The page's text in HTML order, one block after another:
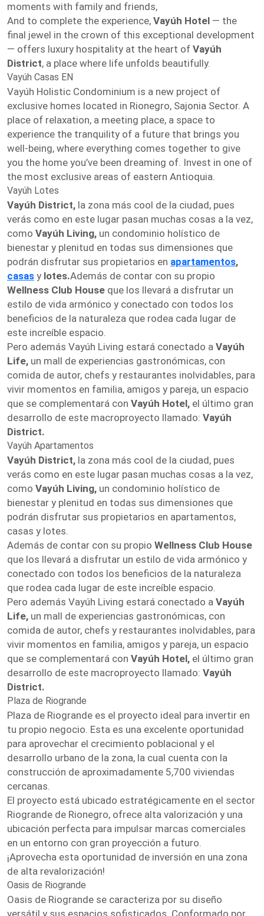
moments with family and friends,
And to complete the experience, Vayúh Hotel — the
final jewel in the crown of this exceptional development
— offers luxury hospitality at the heart of Vayúh
District, a place where life unfolds beautifully.
Vayúh Casas EN
Vayúh Holistic Condominium is a new project of
exclusive homes located in Rionegro, Sajonia Sector. A
place of relaxation, a meeting place, a space to
experience the tranquility of a future that brings you
well-being, where everything comes together to give
you the home you’ve been dreaming of. Invest in one of
the most exclusive areas of eastern Antioquia.
Vayúh Lotes
Vayúh District, la zona más cool de la ciudad, pues
verás como en este lugar pasan muchas cosas a la vez,
como Vayúh Living, un condominio holístico de
bienestar y plenitud en todas sus dimensiones que
podrán disfrutar sus propietarios en apartamentos,
casas y lotes.Además de contar con su propio
Wellness Club House que los llevará a disfrutar un
estilo de vida armónico y conectado con todos los
beneficios de la naturaleza que rodea cada lugar de
este increíble espacio.
Pero además Vayúh Living estará conectado a Vayúh
Life, un mall de experiencias gastronómicas, con
comida de autor, chefs y restaurantes inolvidables, para
vivir momentos en familia, amigos y pareja, un espacio
que se complementará con Vayúh Hotel, el último gran
desarrollo de este macroproyecto llamado: Vayúh
District.
Vayúh Apartamentos
Vayúh District, la zona más cool de la ciudad, pues
verás como en este lugar pasan muchas cosas a la vez,
como Vayúh Living, un condominio holístico de
bienestar y plenitud en todas sus dimensiones que
podrán disfrutar sus propietarios en apartamentos,
casas y lotes.
Además de contar con su propio Wellness Club House
que los llevará a disfrutar un estilo de vida armónico y
conectado con todos los beneficios de la naturaleza
que rodea cada lugar de este increíble espacio.
Pero además Vayúh Living estará conectado a Vayúh
Life, un mall de experiencias gastronómicas, con
comida de autor, chefs y restaurantes inolvidables, para
vivir momentos en familia, amigos y pareja, un espacio
que se complementará con Vayúh Hotel, el último gran
desarrollo de este macroproyecto llamado: Vayúh
District.
Plaza de Riogrande
Plaza de Riogrande es el proyecto ideal para invertir en
tu propio negocio. Esta es una excelente oportunidad
para aprovechar el crecimiento poblacional y el
desarrollo urbano de la zona, la cual cuenta con la
construcción de aproximadamente 5,700 viviendas
cercanas.
El proyecto está ubicado estratégicamente en el sector
Riogrande de Rionegro, ofrece alta valorización y una
ubicación perfecta para impulsar marcas comerciales
en un entorno con gran proyección a futuro.
¡Aprovecha esta oportunidad de inversión en una zona
de alta revalorización!
Oasis de Riogrande
Oasis de Riogrande se caracteriza por su diseño
versátil y sus espacios sofisticados. Conformado por